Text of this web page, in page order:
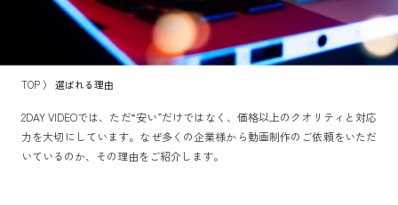
TOP 〉 選ばれる理由
2DAY VIDEOでは、ただ“安い”だけではなく、価格以上のクオリティと対応
力を大切にしています。なぜ多くの企業様から動画制作のご依頼をいただ
いているのか、その理由をご紹介します。